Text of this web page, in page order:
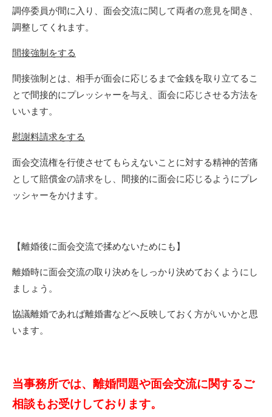
調停委員が間に入り、面会交流に関して両者の意見を聞き、
調整してくれます。
間接強制をする
間接強制とは、相手が面会に応じるまで金銭を取り立てるこ
とで間接的にプレッシャーを与え、面会に応じさせる方法を
いいます。
慰謝料請求をする
面会交流権を行使させてもらえないことに対する精神的苦痛
として賠償金の請求をし、間接的に面会に応じるようにプレ
ッシャーをかけます。
【離婚後に面会交流で揉めないためにも】
離婚時に面会交流の取り決めをしっかり決めておくようにし
ましょう。
協議離婚であれば離婚書などへ反映しておく方がいいかと思
います。
当事務所では、離婚問題や面会交流に関するご
相談もお受けしております。